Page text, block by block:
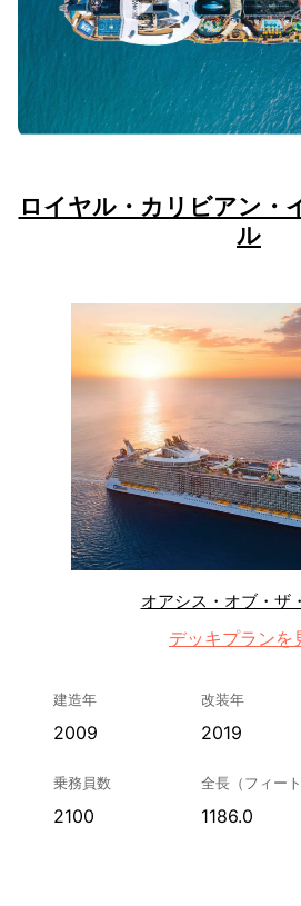
ロイヤル・カリビアン・
ル
オアシス・オブ・ザ
デッキプランを
建造年
2009
改装年
2019
乗務員数
2100
全長（フィート
1186.0